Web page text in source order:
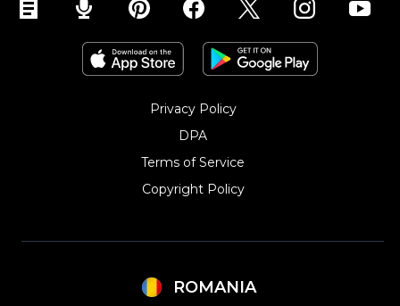
Privacy Policy
DPA
Terms of Service
Copyright Policy‎
ROMANIA